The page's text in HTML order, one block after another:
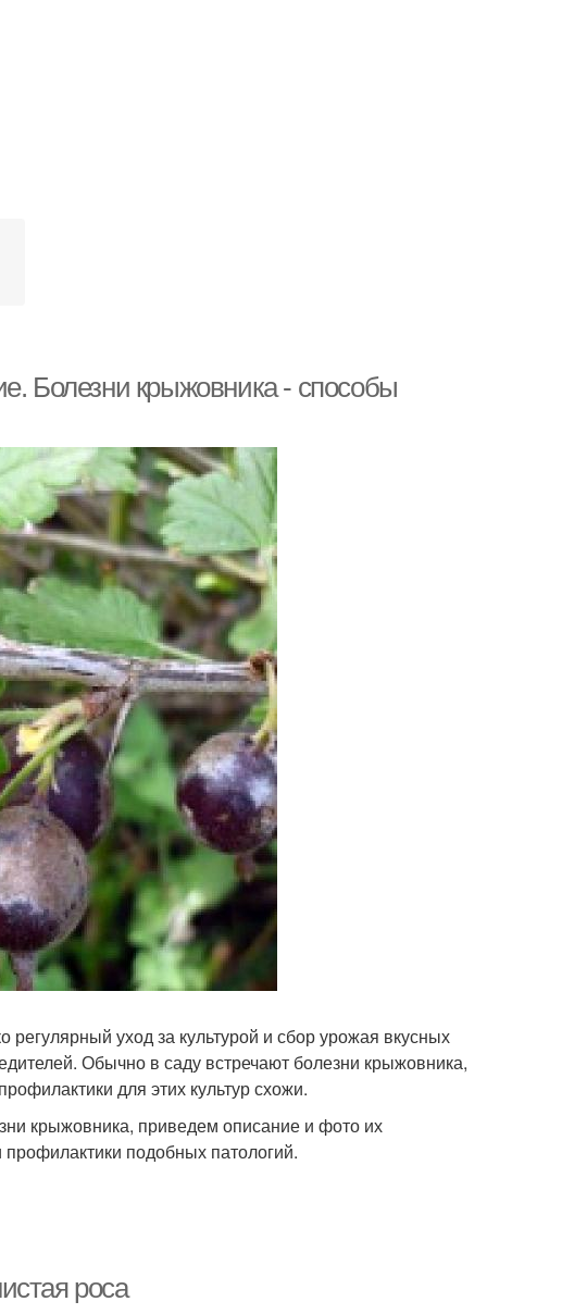
Болезни крыжовника - способы
уход за культурой и сбор урожая вкусных
Обычно в саду встречают болезни крыжовника,
для этих культур схожи.
крыжовника, приведем описание и фото их
подобных патологий.
роса